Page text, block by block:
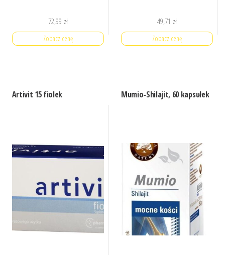
72,99 zł
Zobacz cenę
49,71 zł
Zobacz cenę
Artivit 15 fiolek Mumio-Shilajit, 60 kapsułek